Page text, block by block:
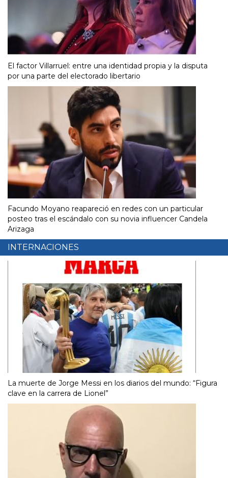
El factor Villarruel: entre una identidad propia y la disputa
por una parte del electorado libertario
Facundo Moyano reapareció en redes con un particular
posteo tras el escándalo con su novia influencer Candela
Arizaga
INTERNACIONES
La muerte de Jorge Messi en los diarios del mundo: “Figura
clave en la carrera de Lionel”